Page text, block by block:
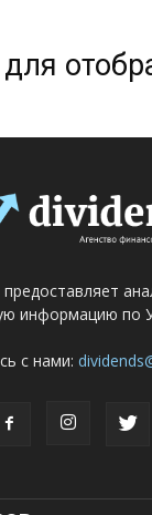
информацию по
с нами: